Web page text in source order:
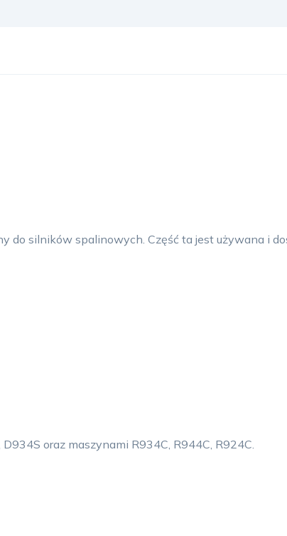
do silników spalinowych. Część ta jest używana i
oraz maszynami R934C, R944C, R924C.